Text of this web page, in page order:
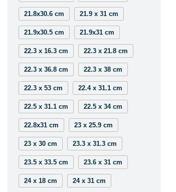
21.8x30.6 cm 21.9 x 31 cm
21.9x30.5 cm 21.9x31 cm
22.3 x 16.3 cm 22.3 x 21.8 cm
22.3 x 36.8 cm 22.3 x 38 cm
22.3 x 53 cm 22.4 x 31.1 cm
22.5 x 31.1 cm 22.5 x 34 cm
22.8x31 cm 23 x 25.9 cm
23 x 30 cm 23.3 x 31.3 cm
23.5 x 33.5 cm 23.6 x 31 cm
24 x 18 cm 24 x 31 cm